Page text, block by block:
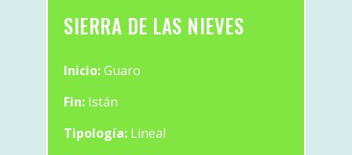
SIERRA DE LAS NIEVES
Inicio:Guaro
Fin: Istán
Tipología: Lineal